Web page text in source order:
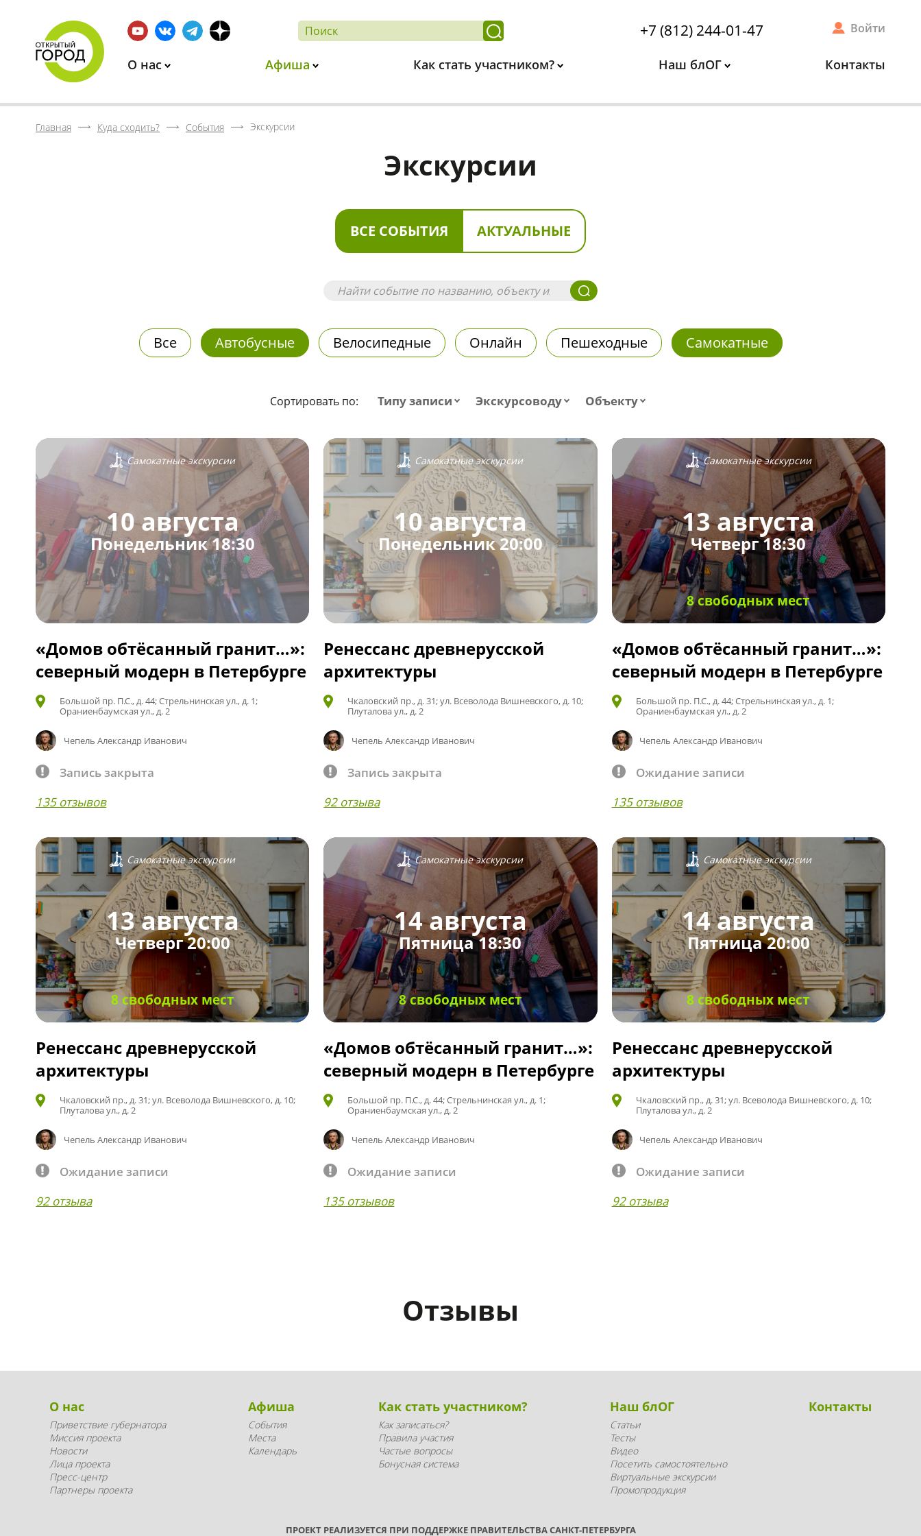
+7 (812) 244-01-47 Войти
О нас Афиша Как стать участником? Наш блОГ Контакты
Главная Куда сходить? События Экскурсии
Экскурсии
ВСЕ СОБЫТИЯ АКТУАЛЬНЫЕ
Все Автобусные Велосипедные Онлайн Пешеходные Самокатные
Сортировать по: Типу записи Экскурсоводу Объекту
Самокатные экскурсии
10 августа
Понедельник 18:30
«Домов обтёсанный гранит…»:
северный модерн в Петербурге
Большой пр. П.С., д. 44; Стрельнинская ул., д. 1;
Ораниенбаумская ул., д. 2
Чепель Александр Иванович
Запись закрыта
135 отзывов
Самокатные экскурсии
10 августа
Понедельник 20:00
Ренессанс древнерусской
архитектуры
Чкаловский пр., д. 31; ул. Всеволода Вишневского, д. 10;
Плуталова ул., д. 2
Чепель Александр Иванович
Запись закрыта
92 отзыва
Самокатные экскурсии
13 августа
Четверг 18:30
8 свободных мест
«Домов обтёсанный гранит…»:
северный модерн в Петербурге
Большой пр. П.С., д. 44; Стрельнинская ул., д. 1;
Ораниенбаумская ул., д. 2
Чепель Александр Иванович
Ожидание записи
135 отзывов
Самокатные экскурсии
13 августа
Четверг 20:00
8 свободных мест
Ренессанс древнерусской
архитектуры
Чкаловский пр., д. 31; ул. Всеволода Вишневского, д. 10;
Плуталова ул., д. 2
Чепель Александр Иванович
Ожидание записи
92 отзыва
Самокатные экскурсии
14 августа
Пятница 18:30
8 свободных мест
«Домов обтёсанный гранит…»:
северный модерн в Петербурге
Большой пр. П.С., д. 44; Стрельнинская ул., д. 1;
Ораниенбаумская ул., д. 2
Чепель Александр Иванович
Ожидание записи
135 отзывов
Самокатные экскурсии
14 августа
Пятница 20:00
8 свободных мест
Ренессанс древнерусской
архитектуры
Чкаловский пр., д. 31; ул. Всеволода Вишневского, д. 10;
Плуталова ул., д. 2
Чепель Александр Иванович
Ожидание записи
92 отзыва
Отзывы
О нас
Приветствие губернатора
Миссия проекта
Новости
Лица проекта
Пресс-центр
Партнеры проекта
Афиша
События
Места
Календарь
Как стать участником?
Как записаться?
Правила участия
Частые вопросы
Бонусная система
Наш блОГ
Статьи
Тесты
Видео
Посетить самостоятельно
Виртуальные экскурсии
Промопродукция
Контакты
ПРОЕКТ РЕАЛИЗУЕТСЯ ПРИ ПОДДЕРЖКЕ ПРАВИТЕЛЬСТВА САНКТ-ПЕТЕРБУРГА